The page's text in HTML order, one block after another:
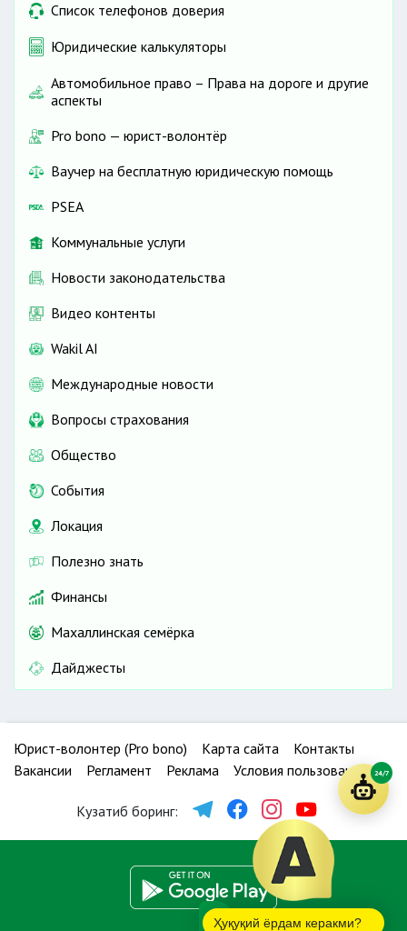
Список телефонов доверия
Юридические калькуляторы
Автомобильное право – Права на дороге и другие
аспекты
Pro bono — юрист-волонтёр
Ваучер на бесплатную юридическую помощь
PSEA
Коммунальные услуги
Новости законодательства
Видео контенты
Wakil AI
Международные новости
Вопросы страхования
Общество
События
Локация
Полезно знать
Финансы
Махаллинская семёрка
Дайджесты
Юрист-волонтер (Pro bono) Карта сайта
Контакты
Вакансии
Регламент Реклама Условия пользования
Кузатиб боринг:
Ҳуқуқий ёрдам керакми?
24/7